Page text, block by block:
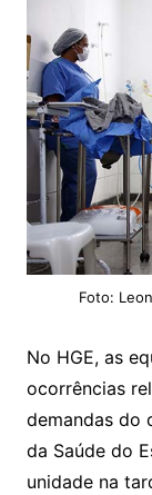
Foto:
No HGE, as
ocorrências
demandas do
da Saúde do
unidade na